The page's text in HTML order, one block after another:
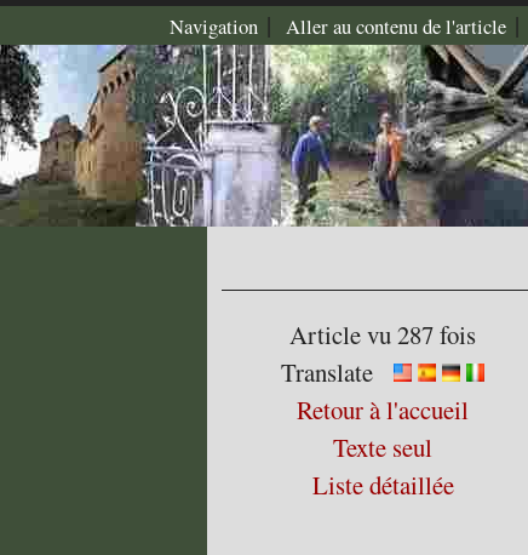
Navigation | Aller au contenu de l'article |
Article vu 287 fois
Translate
Retour à l'accueil
Texte seul
Liste détaillée